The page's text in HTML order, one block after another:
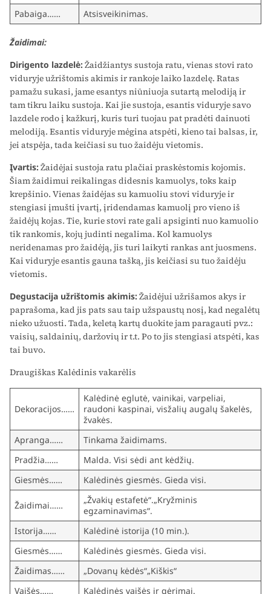
Pabaiga……
Atsisveikinimas.
Žaidimai:
Dirigento lazdelė:Žaidžiantys sustoja ratu, vienas stovi rato
viduryje užrištomis akimis ir rankoje laiko lazdelę. Ratas
pamažu sukasi, jame esantys niūniuoja sutartą melodiją ir
tam tikru laiku sustoja. Kai jie sustoja, esantis viduryje savo
lazdele rodo į kažkurį, kuris turi tuojau pat pradėti dainuoti
melodiją. Esantis viduryje mėgina atspėti, kieno tai balsas, ir,
jei atspėja, tada keičiasi su tuo žaidėju vietomis.
Įvartis:Žaidėjai sustoja ratu plačiai praskėstomis kojomis.
Šiam žaidimui reikalingas didesnis kamuolys, toks kaip
krepšinio. Vienas žaidėjas su kamuoliu stovi viduryje ir
stengiasi įmušti įvartį, įridendamas kamuolį pro vieno iš
žaidėjų kojas. Tie, kurie stovi rate gali apsiginti nuo kamuolio
tik rankomis, kojų judinti negalima. Kol kamuolys
neridenamas pro žaidėją, jis turi laikyti rankas ant juosmens.
Kai viduryje esantis gauna tašką, jis keičiasi su tuo žaidėju
vietomis.
Degustacija užrištomis akimis:Žaidėjui užrišamos akys ir
paprašoma, kad jis pats sau taip užspaustų nosį, kad negalėtų
nieko užuosti. Tada, keletą kartų duokite jam paragauti pvz.:
vaisių, saldainių, daržovių ir t.t. Po to jis stengiasi atspėti, kas
tai buvo.
Draugiškas Kalėdinis vakarėlis
Dekoracijos……
Kalėdinė eglutė, vainikai, varpeliai,
raudoni kaspinai, visžalių augalų šakelės,
žvakės.
Apranga……
Tinkama žaidimams.
Pradžia……
Malda. Visi sėdi ant kėdžių.
Giesmės……
Kalėdinės giesmės. Gieda visi.
Žaidimai……
„Žvakių estafetė“.„Kryžminis
egzaminavimas“.
Istorija……
Kalėdinė istorija (10 min.).
Giesmės……
Kalėdinės giesmės. Gieda visi.
Žaidimas……
„Dovanų kėdės“„Kiškis“
Vaišės……
Kalėdinės vaišės ir gėrimai.